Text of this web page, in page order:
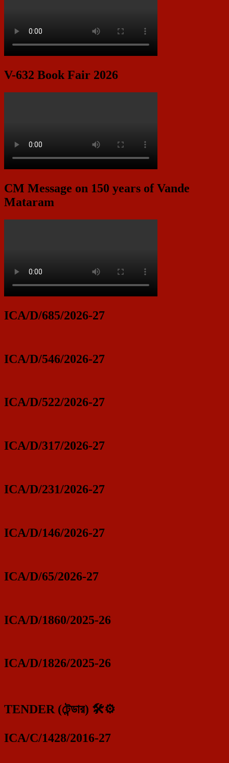
V-632 Book Fair 2026
CM Message on 150 years of Vande
Mataram
ICA/D/685/2026-27
ICA/D/546/2026-27
ICA/D/522/2026-27
ICA/D/317/2026-27
ICA/D/231/2026-27
ICA/D/146/2026-27
ICA/D/65/2026-27
ICA/D/1860/2025-26
ICA/D/1826/2025-26
TENDER (টেন্ডার) 🛠️⚙️
ICA/C/1428/2016-27